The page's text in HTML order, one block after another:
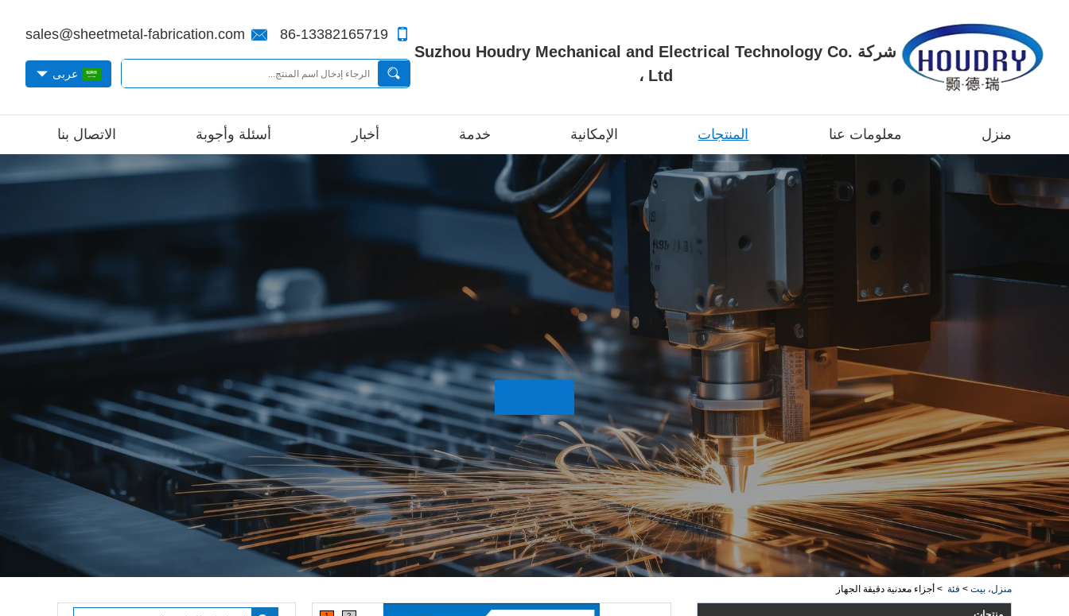
شركة Suzhou Houdry Mechanical and Electrical Technology Co.
، Ltd
86-13382165719
sales@sheetmetal-fabrication.com
عربى
منزل معلومات عنا المنتجات الإمكانية خدمة أخبار أسئلة وأجوبة الاتصال بنا
منزل، بيت > فئة > أجزاء معدنية دقيقة الجهاز